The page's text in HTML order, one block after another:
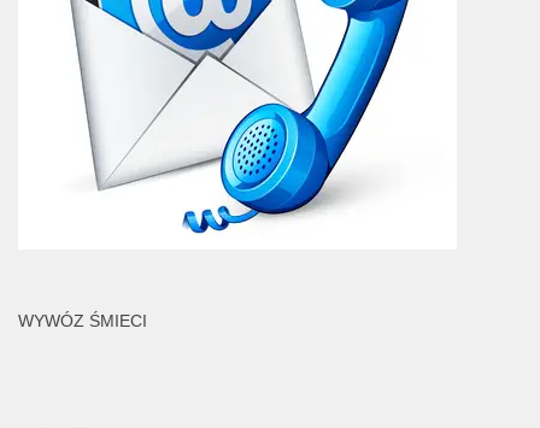
WYWÓZ ŚMIECI